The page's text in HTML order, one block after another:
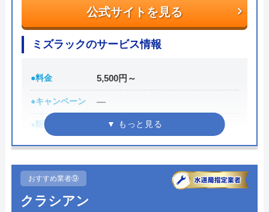
も不要です。施工前に必ず修理内容と費用を提示
し、施主が納得した上で修理を行います。
公式サイトを見る
受付時間 24時間
株式会社クリーンライフの基本情報
運営会社 株式会社クリーンライフ
代表者
公式サイトを見る
ミズラックのサービス情報
●料金 5,500円～
●キャンペーン ―
●駆けつけ時間 最短30分
●受付時間 24時間
●定休日
●出張見積もり
おすすめ業者⑨
クラシアン